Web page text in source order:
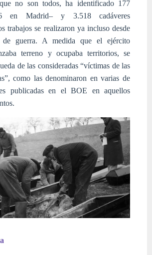
no son todos, ha identificado 177
en Madrid– y 3.518 cadáveres
trabajos se realizaron ya incluso desde
guerra. A medida que el ejército
terreno y ocupaba territorios, se
de las consideradas “víctimas de las
como las denominaron en varias de
publicadas en el BOE en aquellos